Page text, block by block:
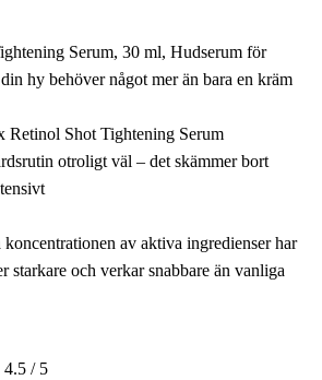
Serum, 30 ml, Hudserum för
hy behöver något mer än bara en kräm
Retinol Shot Tightening Serum
otroligt väl – det skämmer bort
av aktiva ingredienser har
starkare och verkar snabbare än vanliga
4.5 / 5